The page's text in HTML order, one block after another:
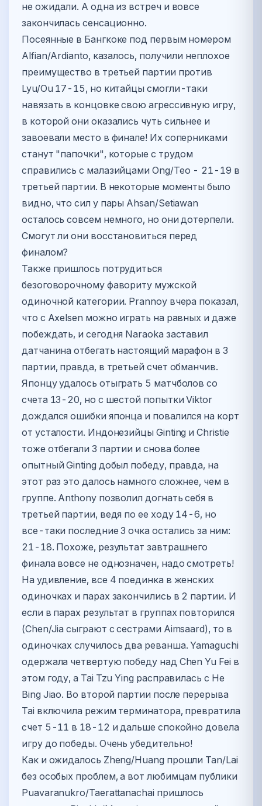
не ожидали. А одна из встреч и вовсе
закончилась сенсационно.
Посеянные в Бангкоке под первым номером
Alfian/Ardianto, казалось, получили неплохое
преимущество в третьей партии против
Lyu/Ou 17-15, но китайцы смогли-таки
навязать в концовке свою агрессивную игру,
в которой они оказались чуть сильнее и
завоевали место в финале! Их соперниками
станут "папочки", которые с трудом
справились с малазийцами Ong/Teo - 21-19 в
третьей партии. В некоторые моменты было
видно, что сил у пары Ahsan/Setiawan
осталось совсем немного, но они дотерпели.
Смогут ли они восстановиться перед
финалом?
Также пришлось потрудиться
безоговорочному фавориту мужской
одиночной категории. Prannoy вчера показал,
что с Axelsen можно играть на равных и даже
побеждать, и сегодня Naraoka заставил
датчанина отбегать настоящий марафон в 3
партии, правда, в третьей счет обманчив.
Японцу удалось отыграть 5 матчболов со
счета 13-20, но с шестой попытки Viktor
дождался ошибки японца и повалился на корт
от усталости. Индонезийцы Ginting и Christie
тоже отбегали 3 партии и снова более
опытный Ginting добыл победу, правда, на
этот раз это далось намного сложнее, чем в
группе. Anthony позволил догнать себя в
третьей партии, ведя по ее ходу 14-6, но
все-таки последние 3 очка остались за ним:
21-18. Похоже, результат завтрашнего
финала вовсе не однозначен, надо смотреть!
На удивление, все 4 поединка в женских
одиночках и парах закончились в 2 партии. И
если в парах результат в группах повторился
(Chen/Jia сыграют с сестрами Aimsaard), то в
одиночках случилось два реванша. Yamaguchi
одержала четвертую победу над Chen Yu Fei в
этом году, а Tai Tzu Ying расправилась с He
Bing Jiao. Во второй партии после перерыва
Tai включила режим терминатора, превратила
счет 5-11 в 18-12 и дальше спокойно довела
игру до победы. Очень убедительно!
Как и ожидалось Zheng/Huang прошли Tan/Lai
без особых проблем, а вот любимцам публики
Puavaranukro/Taerattanachai пришлось